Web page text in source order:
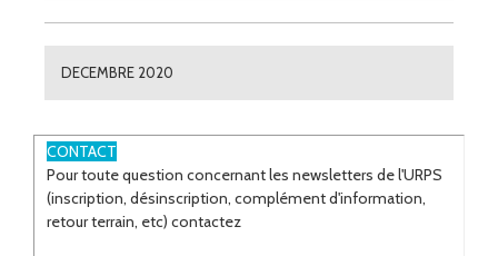
DECEMBRE 2020
CONTACT
Pour toute question concernant les newsletters de l'URPS
(inscription, désinscription, complément d'information,
retour terrain, etc) contactez